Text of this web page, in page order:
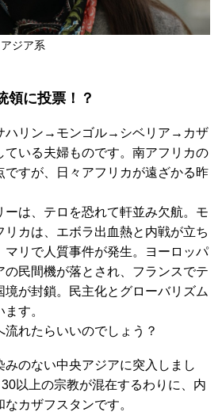
ジア系
領に投票！？
ハリン→モンゴル→シベリア→カザ
ている夫婦ものです。南アフリカの
ですが、日々アフリカが遠ざかる昨
ーは、テロを恐れて軒並み欠航。モ
リカは、エボラ出血熱と内戦が立ち
マリで人質事件が発生。ヨーロッパ
の民間機が落とされ、フランスでテ
境が封鎖。民主化とグローバリズム
す。
れたらいいのでしょう？
みのない中央アジアに突入しまし
以上の宗教が混在するわりに、内
カザフスタンです。